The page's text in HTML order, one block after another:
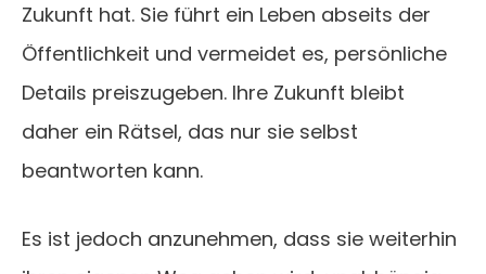
Zukunft hat. Sie führt ein Leben abseits der
Öffentlichkeit und vermeidet es, persönliche
Details preiszugeben. Ihre Zukunft bleibt
daher ein Rätsel, das nur sie selbst
beantworten kann.
Es ist jedoch anzunehmen, dass sie weiterhin